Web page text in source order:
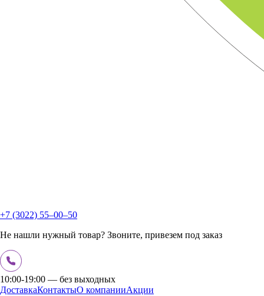
+7 (3022) 55‒00‒50
Не нашли нужный товар? Звоните, привезем под заказ
10:00-19:00 — без выходных
ДоставкаКонтактыО компанииАкции